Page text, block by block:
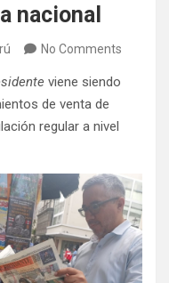
nacional
No Comments
viene siendo
de venta de
regular a nivel